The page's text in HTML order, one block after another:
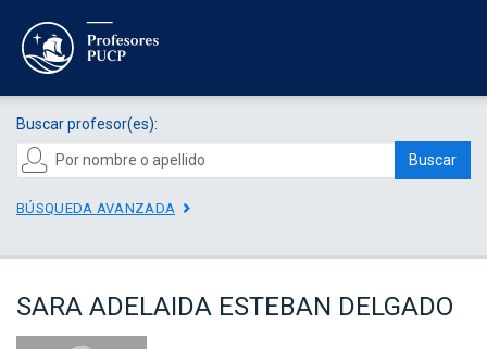
Buscar profesor(es):
Buscar
BÚSQUEDA AVANZADA
SARA ADELAIDA ESTEBAN DELGADO